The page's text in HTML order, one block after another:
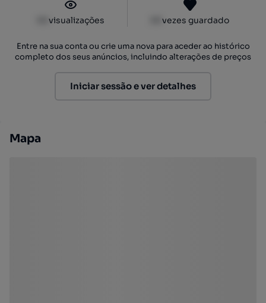
visualizações vezes guardado
Entre na sua conta ou crie uma nova para aceder ao histórico
completo dos seus anúncios, incluindo alterações de preços
Iniciar sessão e ver detalhes
Mapa